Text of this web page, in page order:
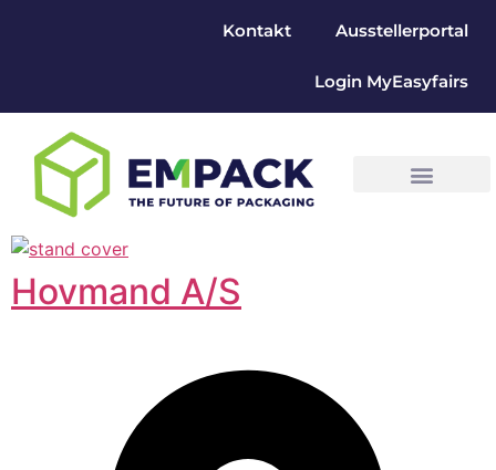
Kontakt Ausstellerportal
Login MyEasyfairs
Hovmand A/S